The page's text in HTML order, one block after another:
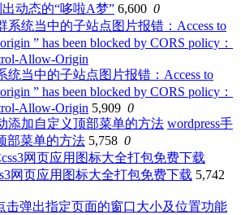
出动态的“哆啦A梦” 6,600 0
统当中的子站点图片报错：Access to
” has been blocked by CORS policy：
Allow-Origin 5,909 0
wordpress手
部菜单的方法 5,758 0
网页应用图标大全打包免费下载 5,742